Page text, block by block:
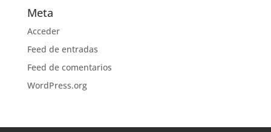
Meta
Acceder
Feed de entradas
Feed de comentarios
WordPress.org